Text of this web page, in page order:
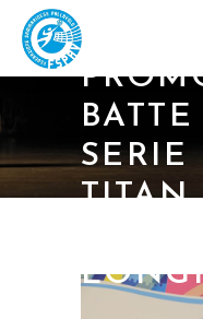
B: LA
SERIE
TITAN